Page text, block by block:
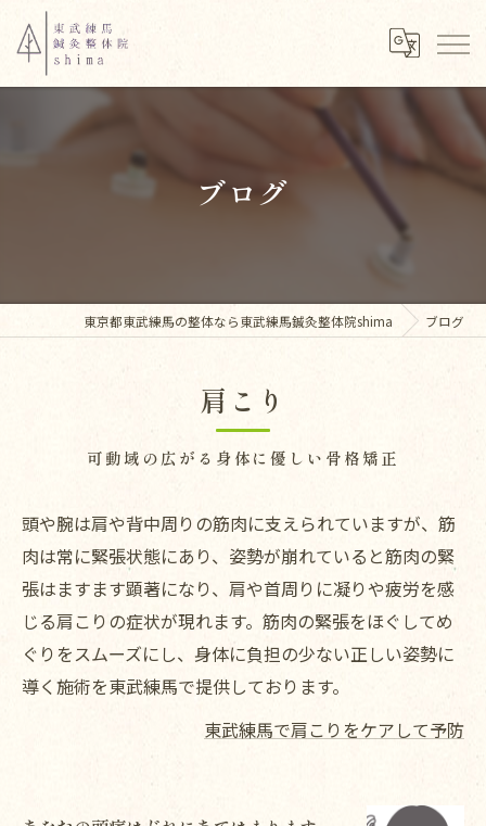
ブログ
東京都東武練馬の整体なら東武練馬鍼灸整体院shima ブログ
肩こり
可動域の広がる身体に優しい骨格矯正
頭や腕は肩や背中周りの筋肉に支えられていますが、筋
肉は常に緊張状態にあり、姿勢が崩れていると筋肉の緊
張はますます顕著になり、肩や首周りに凝りや疲労を感
じる肩こりの症状が現れます。筋肉の緊張をほぐしてめ
ぐりをスムーズにし、身体に負担の少ない正しい姿勢に
導く施術を東武練馬で提供しております。
東武練馬で肩こりをケアして予防